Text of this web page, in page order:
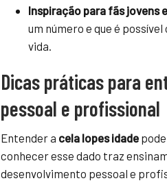
Inspiração para fãs jovens
um número e que é
vida.
Dicas práticas para
pessoal e profissional
Entender a cela lopes idade
conhecer esse dado traz
desenvolvimento pessoal e